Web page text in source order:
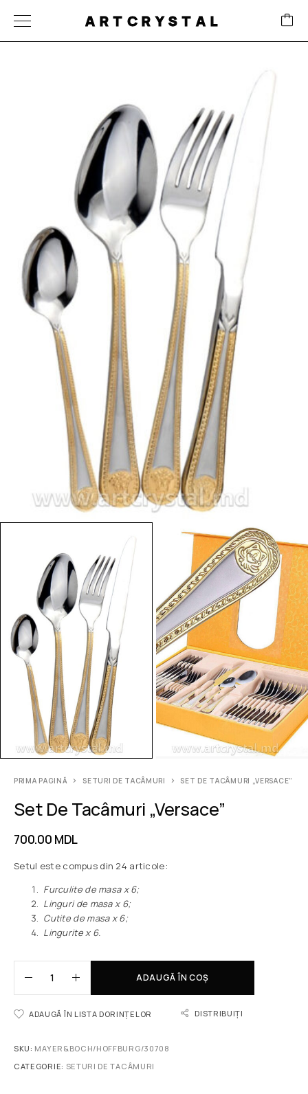
ARTCRYSTAL
PRIMA PAGINĂ SETURI DE TACÂMURI SET DE TACÂMURI „VERSACE”
Set De Tacâmuri „Versace”
700.00 MDL
Setul este compus din 24 articole:
Furculite de masa x 6;
Linguri de masa x 6;
Cutite de masa x 6;
Lingurite x 6.
ADAUGĂ ÎN COȘ
ADAUGĂ ÎN LISTA DORINȚELOR DISTRIBUIȚI
SKU: MAYER&BOCH/HOFFBURG/30708
CATEGORIE: SETURI DE TACÂMURI